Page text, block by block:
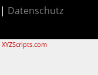
| Datenschutz
XYZScripts.com